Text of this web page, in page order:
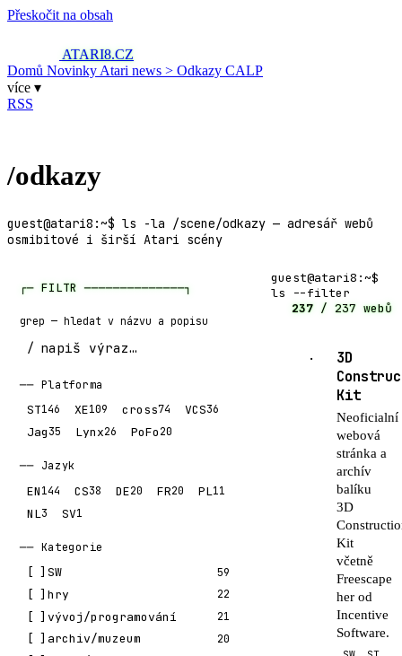
Přeskočit na obsah
ATARI8.CZ
Domů Novinky Atari news > Odkazy CALP
více ▾
RSS
/odkazy
guest@atari8:~$ ls -la /scene/odkazy — adresář webů
osmibitové i širší Atari scény
┌─ FILTR ──────────────┐
grep — hledat v názvu a popisu
/
Platforma
ST146 XE109 cross74 VCS36
Jag35 Lynx26 PoFo20
Jazyk
EN144 CS38 DE20 FR20 PL11
NL3 SV1
Kategorie
SW 59
hry 22
vývoj/programování 21
archiv/muzeum 20
guest@atari8:~$
ls
--filter
237/ 237 webů
·
3D
Kit
Neoficialní
webová
stránka a
archív
balíku
3D
Kit
včetně
Freescape
her od
Incentive
Software.